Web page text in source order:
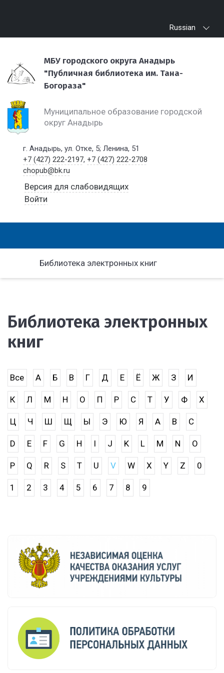
Russian
МБУ городского округа Анадырь
"Публичная библиотека им. Тана-
Богораза"
Муниципальное образование городской
округ Анадырь
г. Анадырь, ул. Отке, 5; Ленина, 51
+7 (427) 222-2197,+7 (427) 222-2708
chopub@bk.ru
Версия для слабовидящих
Войти
Библиотека электронных книг
Библиотека электронных
книг
Все А Б В Г Д Е Ё Ж З И
К Л М Н О П Р С Т У Ф Х
Ц Ч Ш Щ Ы Э Ю Я A B C
D E F G H I J K L M N O
P Q R S T U V W X Y Z 0
1 2 3 4 5 6 7 8 9